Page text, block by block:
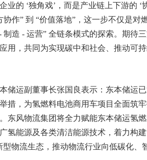
业的 ‘独角戏’，而是产业链上下游的 ‘
协作” 到 “价值落地”，这一步不仅是对
造 - 运营” 全链条模式的探索。期待
用，共同为实现碳中和社会、推动可
储运副董事长张国良表示：东本储运
措，为氢燃料电池商用车项目全面筑
东风物流集团将全力赋能东本储运氢
氢能源及各类清洁能源技术，着力构
物流生态，推动物流行业向低碳化、